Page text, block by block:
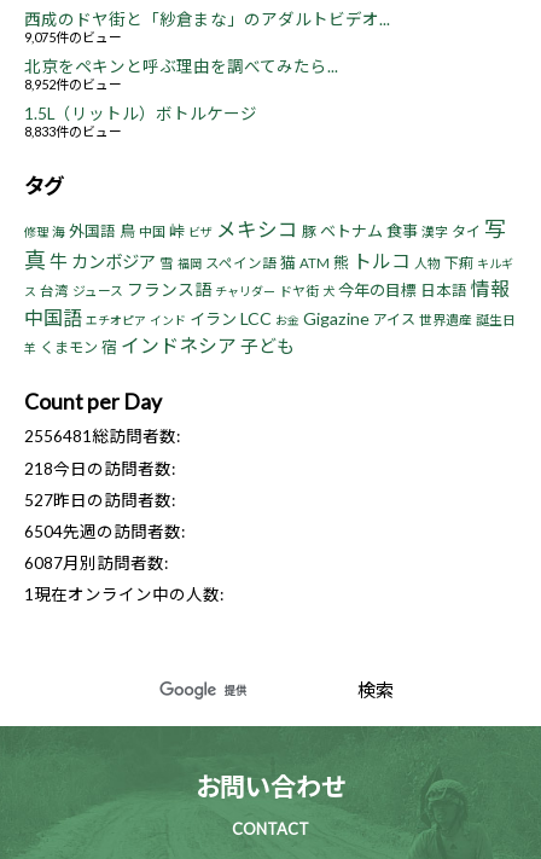
西成のドヤ街と「紗倉まな」のアダルトビデオ...
9,075件のビュー
北京をペキンと呼ぶ理由を調べてみたら...
8,952件のビュー
1.5L（リットル）ボトルケージ
8,833件のビュー
タグ
修理 海 外国語 鳥 中国 峠 ビザ メキシコ 豚 ベトナム 食事 漢字 タイ 写
真 牛 カンボジア 雪 福岡 スペイン語 猫 ATM 熊 トルコ 人物 下痢 キルギ
ス 台湾 ジュース フランス語 チャリダー ドヤ街 犬 今年の目標 日本語 情報
中国語 エチオピア インド イラン LCC お金 Gigazine アイス 世界遺産 誕生日
羊 くまモン 宿 インドネシア 子ども
Count per Day
2556481総訪問者数:
218今日の訪問者数:
527昨日の訪問者数:
6504先週の訪問者数:
6087月別訪問者数:
1 現在オンライン中の人数:
お問い合わせ
CONTACT